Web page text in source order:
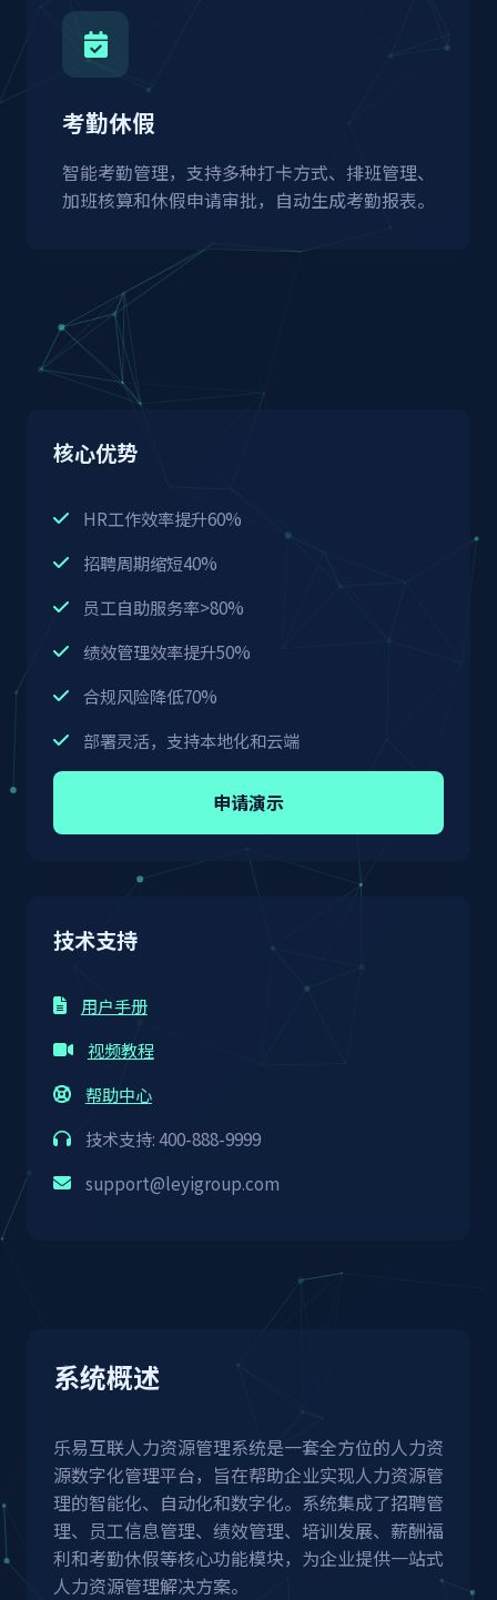
考勤休假
智能考勤管理，支持多种打卡方式、排班管理、
加班核算和休假申请审批，自动生成考勤报表。
系统概述
乐易互联人力资源管理系统是一套全方位的人力资
源数字化管理平台，旨在帮助企业实现人力资源管
理的智能化、自动化和数字化。系统集成了招聘管
理、员工信息管理、绩效管理、培训发展、薪酬福
利和考勤休假等核心功能模块，为企业提供一站式
人力资源管理解决方案。
核心优势
HR工作效率提升60%
招聘周期缩短40%
员工自助服务率>80%
绩效管理效率提升50%
合规风险降低70%
部署灵活，支持本地化和云端
申请演示
技术支持
用户手册
视频教程
帮助中心
技术支持: 400-888-9999
support@leyigroup.com